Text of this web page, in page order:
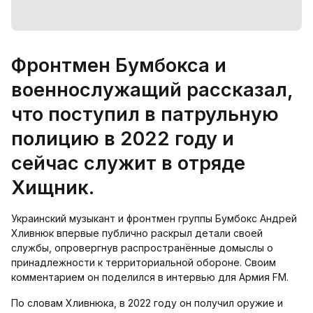
Фронтмен Бумбокса и
военнослужащий рассказал,
что поступил в патрульную
полицию в 2022 году и
сейчас служит в отряде
Хищник.
Украинский музыкант и фронтмен группы Бумбокс Андрей
Хливнюк впервые публично раскрыл детали своей
службы, опровергнув распространённые домыслы о
принадлежности к территориальной обороне. Своим
комментарием он поделился в интервью для Армия FM.
По словам Хливнюка, в 2022 году он получил оружие и